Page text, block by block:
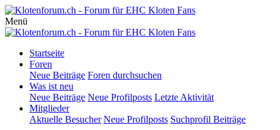
Menü
Startseite
Foren
Neue Beiträge Foren durchsuchen
Was ist neu
Neue Beiträge Neue Profilposts Letzte Aktivität
Mitglieder
Aktuelle Besucher Neue Profilposts Suchprofil Beiträge